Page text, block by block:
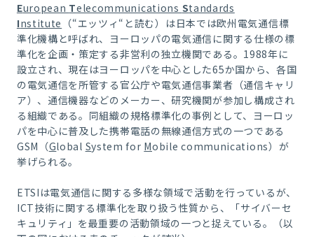
European Telecommunications Standards
Institute （“エッツィ“と読む）は日本では欧州電気通信標
準化機構と呼ばれ、ヨーロッパの電気通信に関する仕様の標
準化を企画・策定する非営利の独立機関である。 1988年に
設立され、現在はヨーロッパを中心とした65か国から、各国
の電気通信を所管する官公庁や電気通信事業者（通信キャリ
ア）、通信機器などのメーカー、研究機関が参加し構成され
る組織である。同組織の規格標準化の事例として、ヨーロッ
パを中心に普及した携帯電話の無線通信方式の一つである
GSM （Global System for Mobile communications）が
挙げられる。
ETSIは電気通信に関する多様な領域で活動を行っているが、
ICT技術に関する標準化を取り扱う性質から、「サイバーセ
キュリティ」を最重要の活動領域の一つと捉えている。（以